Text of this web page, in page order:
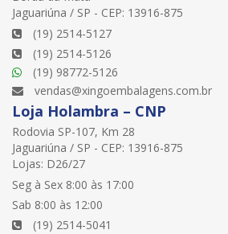
Jaguariúna / SP - CEP: 13916-875
(19) 2514-5127
(19) 2514-5126
(19) 98772-5126
vendas@xingoembalagens.com.br
Loja Holambra – CNP
Rodovia SP-107, Km 28
Jaguariúna / SP - CEP: 13916-875
Lojas: D26/27
Seg à Sex 8:00 às 17:00
Sab 8:00 às 12:00
(19) 2514-5041